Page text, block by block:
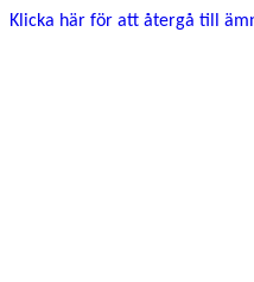
Klicka här för att återgå till